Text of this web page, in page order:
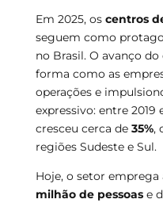
Em 2025, os centros
seguem como
no Brasil. O avanço
forma como as
operações e
expressivo: entre 2019
cresceu cerca de 35%,
regiões Sudeste e Sul.
Hoje, o setor
milhão de pessoase